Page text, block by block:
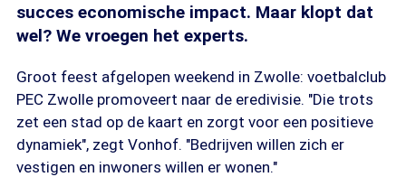
succes economische impact. Maar klopt dat
wel? We vroegen het experts.
Groot feest afgelopen weekend in Zwolle: voetbalclub
PEC Zwolle promoveert naar de eredivisie. "Die trots
zet een stad op de kaart en zorgt voor een positieve
dynamiek", zegt Vonhof. "Bedrijven willen zich er
vestigen en inwoners willen er wonen."